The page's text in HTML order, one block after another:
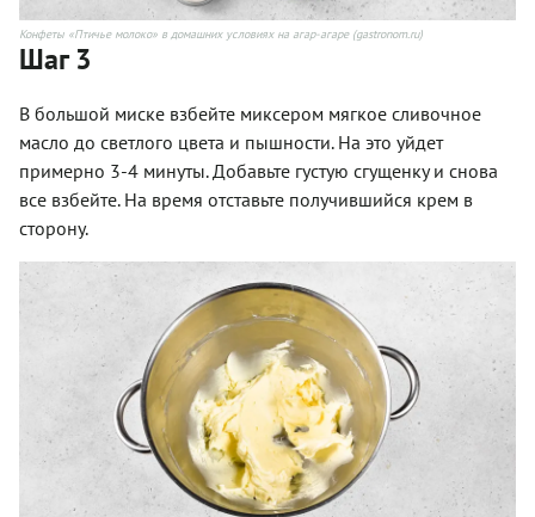
Конфеты «Птичье молоко» в домашних условиях на агар-агаре (gastronom.ru)
Шаг 3
В большой миске взбейте миксером мягкое сливочное
масло до светлого цвета и пышности. На это уйдет
примерно 3-4 минуты. Добавьте густую сгущенку и снова
все взбейте. На время отставьте получившийся крем в
сторону.